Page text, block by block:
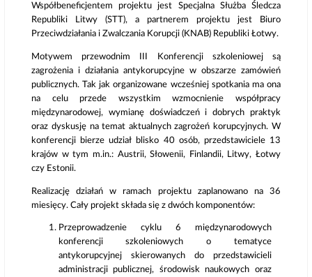
Współbeneficjentem projektu jest Specjalna Służba Śledcza
Republiki Litwy (STT), a partnerem projektu jest Biuro
Przeciwdziałania i Zwalczania Korupcji (KNAB) Republiki Łotwy.
Motywem przewodnim III Konferencji szkoleniowej są
zagrożenia i działania antykorupcyjne w obszarze zamówień
publicznych. Tak jak organizowane wcześniej spotkania ma ona
na celu przede wszystkim wzmocnienie współpracy
międzynarodowej, wymianę doświadczeń i dobrych praktyk
oraz dyskusję na temat aktualnych zagrożeń korupcyjnych. W
konferencji bierze udział blisko 40 osób, przedstawiciele 13
krajów w tym m.in.: Austrii, Słowenii, Finlandii, Litwy, Łotwy
czy Estonii.
Realizację działań w ramach projektu zaplanowano na 36
miesięcy. Cały projekt składa się z dwóch komponentów:
Przeprowadzenie cyklu 6 międzynarodowych
konferencji szkoleniowych o tematyce
antykorupcyjnej skierowanych do przedstawicieli
administracji publicznej, środowisk naukowych oraz